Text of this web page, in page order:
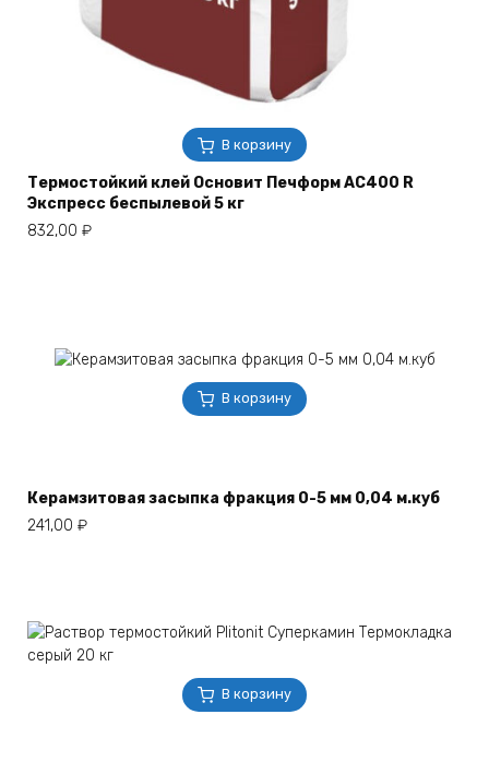
В корзину
Термостойкий клей Основит Печформ AC400 R
Экспресс беспылевой 5 кг
832,00 ₽
В корзину
Керамзитовая засыпка фракция 0-5 мм 0,04 м.куб
241,00 ₽
В корзину